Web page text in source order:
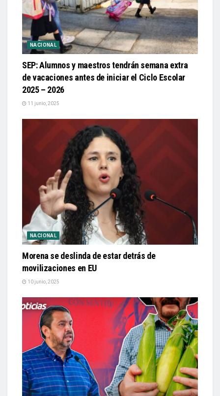
NACIONAL
SEP: Alumnos y maestros tendrán semana extra
de vacaciones antes de iniciar el Ciclo Escolar
2025 – 2026
11 junio, 2025
NACIONAL
Morena se deslinda de estar detrás de
movilizaciones en EU
10 junio, 2025